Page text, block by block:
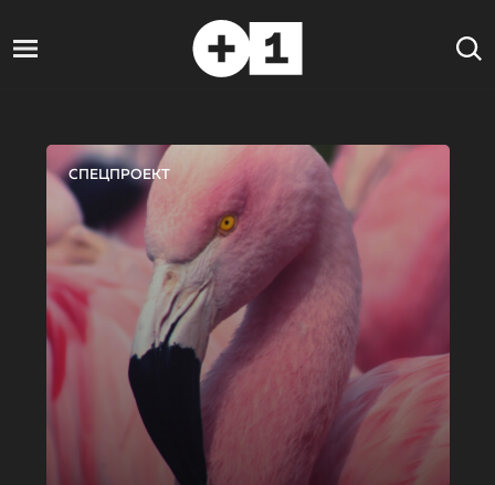
СПЕЦПРОЕКТ